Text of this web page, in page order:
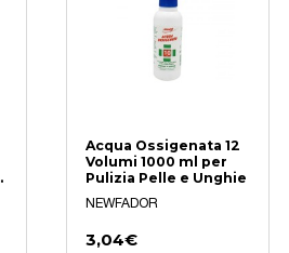
Acqua Ossigenata 12
Volumi 1000 ml per
Pulizia Pelle e Unghie
NEWFADOR
3,04€